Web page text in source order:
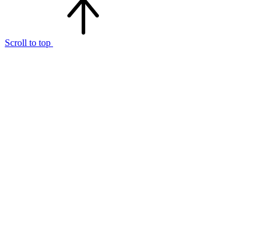
Scroll to top